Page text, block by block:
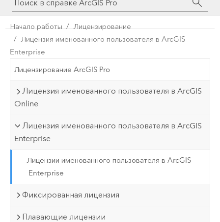
Начало работы
Лицензирование
Лицензия именованного пользователя в ArcGIS
Enterprise
Лицензирование ArcGIS Pro
Лицензия именованного пользователя в ArcGIS
Online
Лицензия именованного пользователя в ArcGIS
Enterprise
Лицензии именованного пользователя в ArcGIS
Enterprise
Фиксированная лицензия
Плавающие лицензии